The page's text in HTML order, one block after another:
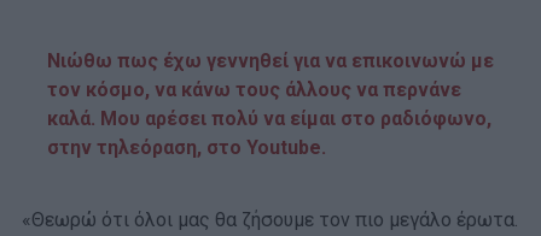
Νιώθω πως έχω γεννηθεί για να επικοινωνώ με
τον κόσμο, να κάνω τους άλλους να περνάνε
καλά. Μου αρέσει πολύ να είμαι στο ραδιόφωνο,
στην τηλεόραση, στο Youtube.
«Θεωρώ ότι όλοι μας θα ζήσουμε τον πιο μεγάλο έρωτα.